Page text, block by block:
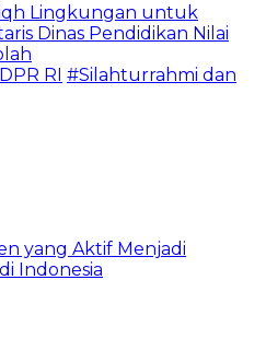
Lingkungan untuk
Dinas Pendidikan Nilai
RI #Silahturrahmi dan
yang Aktif Menjadi
Indonesia